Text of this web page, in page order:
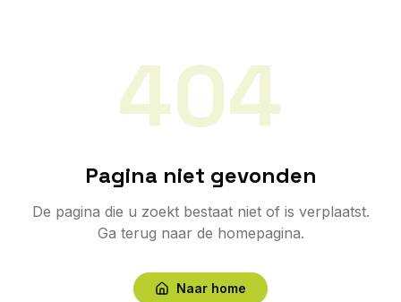
404
Pagina niet gevonden
De pagina die u zoekt bestaat niet of is verplaatst.
Ga terug naar de homepagina.
Naar home